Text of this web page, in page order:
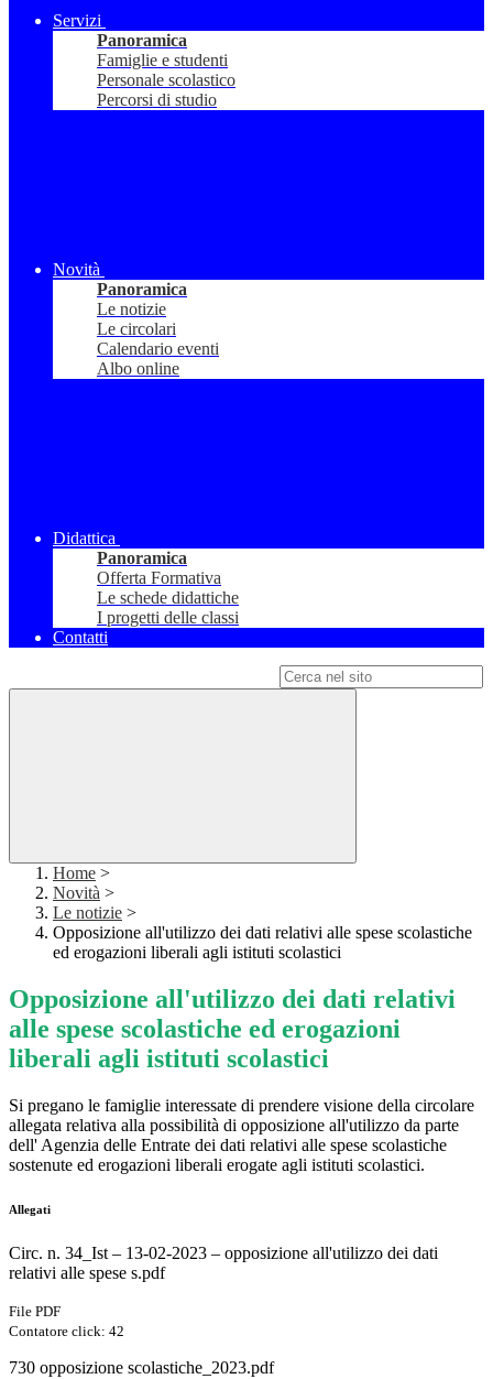
Servizi
Panoramica
Famiglie e studenti
Personale scolastico
Percorsi di studio
Novità
Panoramica
Le notizie
Le circolari
Calendario eventi
Albo online
Didattica
Panoramica
Offerta Formativa
Le schede didattiche
I progetti delle classi
Contatti
Home >
Novità >
Le notizie >
Opposizione all'utilizzo dei dati relativi alle spese scolastiche
ed erogazioni liberali agli istituti scolastici
Opposizione all'utilizzo dei dati relativi
alle spese scolastiche ed erogazioni
liberali agli istituti scolastici
Si pregano le famiglie interessate di prendere visione della circolare
allegata relativa alla possibilità di opposizione all'utilizzo da parte
dell' Agenzia delle Entrate dei dati relativi alle spese scolastiche
sostenute ed erogazioni liberali erogate agli istituti scolastici.
Allegati
Circ. n. 34_Ist – 13-02-2023 – opposizione all'utilizzo dei dati
relativi alle spese s.pdf
File PDF
Contatore click: 42
730 opposizione scolastiche_2023.pdf